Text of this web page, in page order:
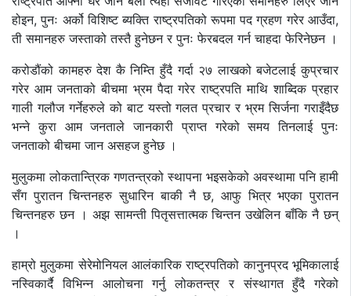
होइन, पुनः अर्को विशिष्ट ब्यक्ति राष्ट्रपतिको रूपमा पद ग्रहण गरेर आउँदा,
ती समानहरु जस्ताको तस्तै हुनेछन र पुनः फेरबदल गर्न चाहदा फेरिनेछन ।
करोडौंको कामहरु देश कै निम्ति हुँदै गर्दा २७ लाखको बजेटलाई कुप्रचार
गरेर आम जनताको बीचमा भ्रम पैदा गरेर राष्ट्रपति माथि शाब्दिक प्रहार
गाली गलौज गर्नेहरुले को बाट यस्तो गलत प्रचार र भ्रम सिर्जना गराइँदैछ
भन्ने कुरा आम जनताले जानकारी प्राप्त गरेको समय तिनलाई पुनः
जनताको बीचमा जान असहज हुनेछ ।
मुलुकमा लोकतान्त्रिक गणतन्त्रको स्थापना भइसकेको अवस्थामा पनि हामी
सँग पुरातन चिन्तनहरु सुधारिन बाकी नै छ, आफु भित्र भएका पुरातन
चिन्तनहरु छन । अझ सामन्ती पितृसत्तात्मक चिन्तन उखेलिन बाँकि नै छन्
।
हाम्रो मुलुकमा सेरेमोनियल आलंकारिक राष्ट्रपतिको कानुनप्रद भूमिकालाई
नस्विकार्दै विभिन्न आलोचना गर्नु लोकतन्त्र र संस्थागत हुँदै गरेको